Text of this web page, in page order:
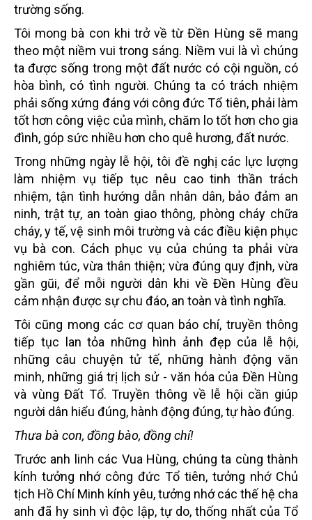
trường sống.
Tôi mong bà con khi trở về từ Đền Hùng sẽ mang
theo một niềm vui trong sáng. Niềm vui là vì chúng
ta được sống trong một đất nước có cội nguồn, có
hòa bình, có tình người. Chúng ta có trách nhiệm
phải sống xứng đáng với công đức Tổ tiên, phải làm
tốt hơn công việc của mình, chăm lo tốt hơn cho gia
đình, góp sức nhiều hơn cho quê hương, đất nước.
Trong những ngày lễ hội, tôi đề nghị các lực lượng
làm nhiệm vụ tiếp tục nêu cao tinh thần trách
nhiệm, tận tình hướng dẫn nhân dân, bảo đảm an
ninh, trật tự, an toàn giao thông, phòng cháy chữa
cháy, y tế, vệ sinh môi trường và các điều kiện phục
vụ bà con. Cách phục vụ của chúng ta phải vừa
nghiêm túc, vừa thân thiện; vừa đúng quy định, vừa
gần gũi, để mỗi người dân khi về Đền Hùng đều
cảm nhận được sự chu đáo, an toàn và tình nghĩa.
Tôi cũng mong các cơ quan báo chí, truyền thông
tiếp tục lan tỏa những hình ảnh đẹp của lễ hội,
những câu chuyện tử tế, những hành động văn
minh, những giá trị lịch sử - văn hóa của Đền Hùng
và vùng Đất Tổ. Truyền thông về lễ hội cần giúp
người dân hiểu đúng, hành động đúng, tự hào đúng.
Thưa bà con, đồng bào, đồng chí!
Trước anh linh các Vua Hùng, chúng ta cùng thành
kính tưởng nhớ công đức Tổ tiên, tưởng nhớ Chủ
tịch Hồ Chí Minh kính yêu, tưởng nhớ các thế hệ cha
anh đã hy sinh vì độc lập, tự do, thống nhất của Tổ